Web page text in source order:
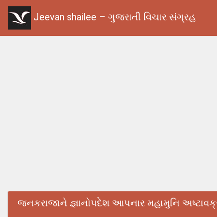
Jeevan shailee – ગુજરાતી વિચાર સંગ્રહ
જનકરાજાને જ્ઞાનોપદેશ આપનાર મહામુનિ